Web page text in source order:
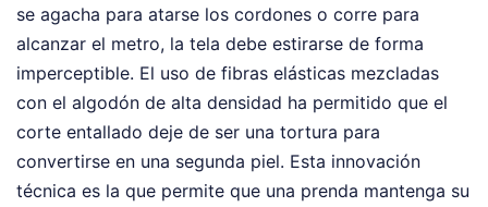
se agacha para atarse los cordones o corre para
alcanzar el metro, la tela debe estirarse de forma
imperceptible. El uso de fibras elásticas mezcladas
con el algodón de alta densidad ha permitido que el
corte entallado deje de ser una tortura para
convertirse en una segunda piel. Esta innovación
técnica es la que permite que una prenda mantenga su